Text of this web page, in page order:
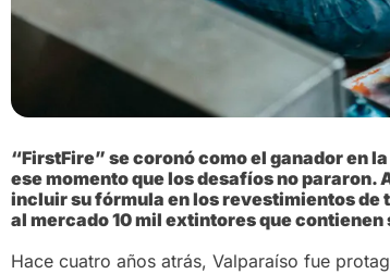
“FirstFire” se coronó como el ganador en
ese momento que los desafíos no
incluir su fórmula en los revestimientos de
al mercado 10 mil extintores que contienen
Hace cuatro años atrás, Valparaíso fue